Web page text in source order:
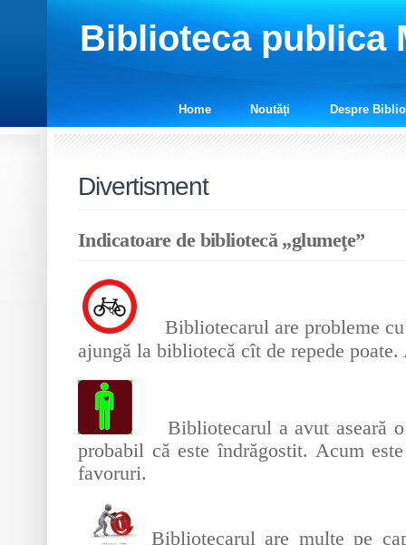
Biblioteca publica
Home Noutăţi Despre
Divertisment
Indicatoare de bibliotecă „glumeţe”
Bibliotecarul are probleme
ajungă la bibliotecă cît de repede
Bibliotecarul a avut aseară o
probabil că este îndrăgostit. Acum
favoruri.
Bibliotecarul are multe pe